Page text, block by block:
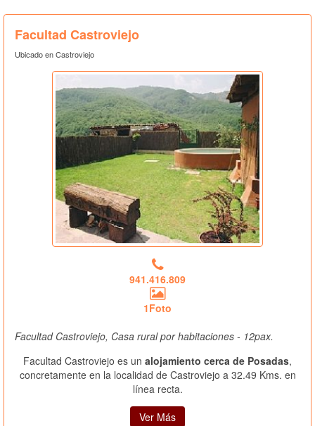
Facultad Castroviejo
Ubicado en Castroviejo
941.416.809
1Foto
Facultad Castroviejo, Casa rural por habitaciones - 12pax.
Facultad Castroviejo es un alojamiento cerca de Posadas,
concretamente en la localidad de Castroviejo a 32.49 Kms. en
línea recta.
Ver Más